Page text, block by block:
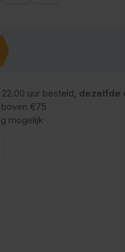
uur besteld, dezelfde
boven €75
mogelijk